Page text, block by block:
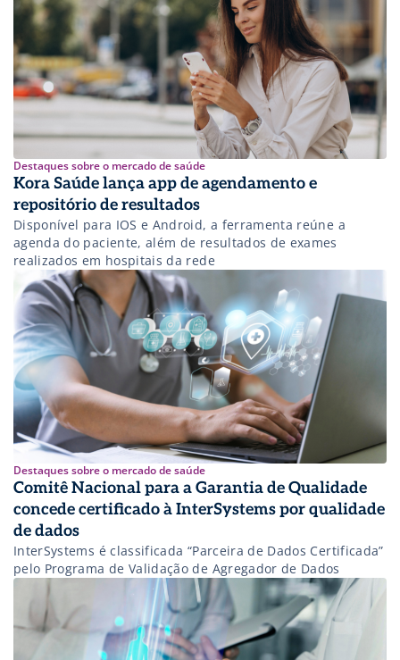
Destaques sobre o mercado de saúde
Kora Saúde lança app de agendamento e
repositório de resultados
Disponível para IOS e Android, a ferramenta reúne a
agenda do paciente, além de resultados de exames
realizados em hospitais da rede
Destaques sobre o mercado de saúde
Comitê Nacional para a Garantia de Qualidade
concede certificado à InterSystems por qualidade
de dados
InterSystems é classificada “Parceira de Dados Certificada”
pelo Programa de Validação de Agregador de Dados